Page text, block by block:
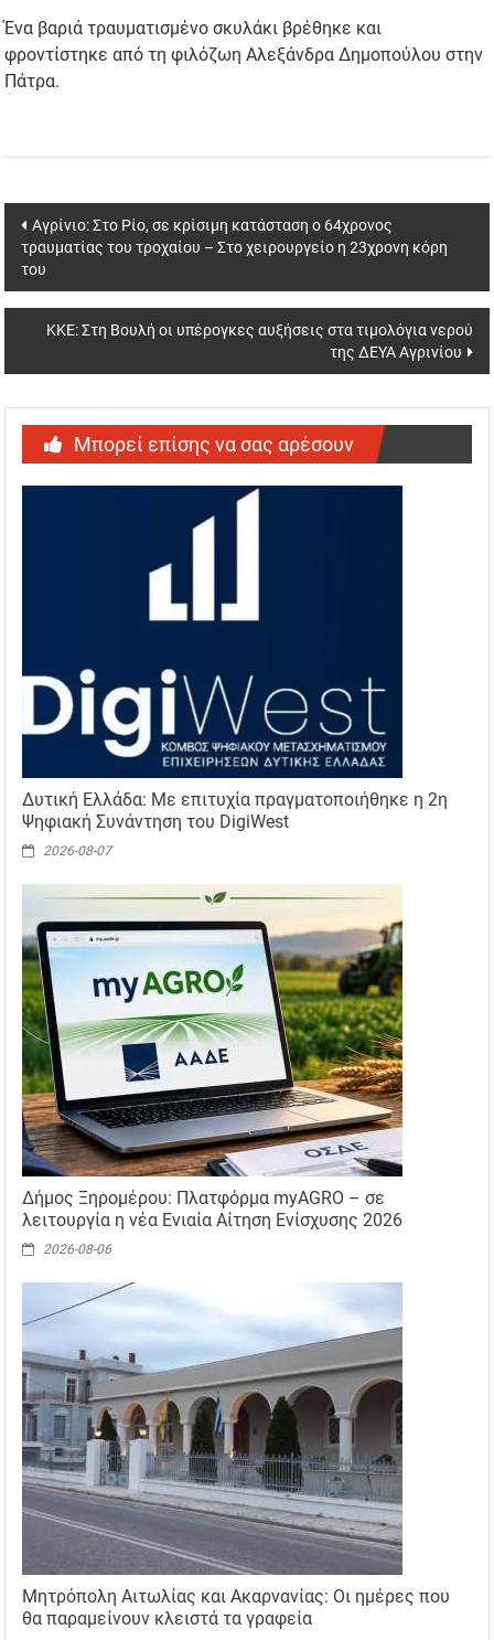
Ένα βαριά τραυματισμένο σκυλάκι βρέθηκε και
φροντίστηκε από τη φιλόζωη Αλεξάνδρα Δημοπούλου στην
Πάτρα.
Post
navigation
Αγρίνιο: Στο Ρίο, σε κρίσιμη κατάσταση ο 64χρονος
τραυματίας του τροχαίου – Στο χειρουργείο η 23χρονη κόρη
του
ΚΚΕ: Στη Βουλή οι υπέρογκες αυξήσεις στα τιμολόγια νερού
της ΔΕΥΑ Αγρινίου
Μπορεί επίσης να σας αρέσουν
Δυτική Ελλάδα: Με επιτυχία πραγματοποιήθηκε η 2η
Ψηφιακή Συνάντηση του DigiWest
2026-08-07
Δήμος Ξηρομέρου: Πλατφόρμα myAGRO – σε
λειτουργία η νέα Ενιαία Αίτηση Ενίσχυσης 2026
2026-08-06
Μητρόπολη Αιτωλίας και Ακαρνανίας: Οι ημέρες που
θα παραμείνουν κλειστά τα γραφεία